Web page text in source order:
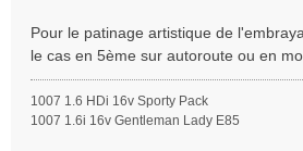
Pour le patinage artistique de
le cas en 5ème sur autoroute ou en
1007 1.6 HDi 16v Sporty Pack
1007 1.6i 16v Gentleman Lady E85